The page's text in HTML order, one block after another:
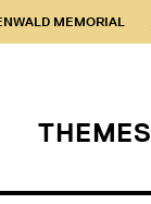
MEMORIAL
THEMES